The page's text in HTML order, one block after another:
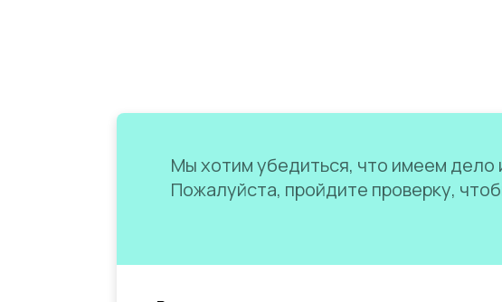
Мы хотим убедиться, что имеем дело
Пожалуйста, пройдите проверку,